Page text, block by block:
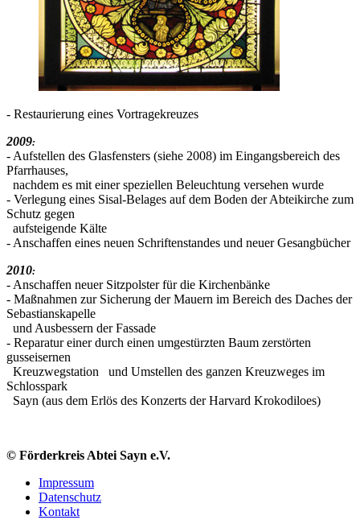
- Restaurierung eines Vortragekreuzes
2009:
- Aufstellen des Glasfensters (siehe 2008) im Eingangsbereich des
Pfarrhauses,
nachdem es mit einer speziellen Beleuchtung versehen wurde
- Verlegung eines Sisal-Belages auf dem Boden der Abteikirche zum
Schutz gegen
aufsteigende Kälte
- Anschaffen eines neuen Schriftenstandes und neuer Gesangbücher
2010:
- Anschaffen neuer Sitzpolster für die Kirchenbänke
- Maßnahmen zur Sicherung der Mauern im Bereich des Daches der
Sebastianskapelle
und Ausbessern der Fassade
- Reparatur einer durch einen umgestürzten Baum zerstörten
gusseisernen
Kreuzwegstation und Umstellen des ganzen Kreuzweges im
Schlosspark
Sayn (aus dem Erlös des Konzerts der Harvard Krokodiloes)
© Förderkreis Abtei Sayn e.V.
Impressum
Datenschutz
Kontakt